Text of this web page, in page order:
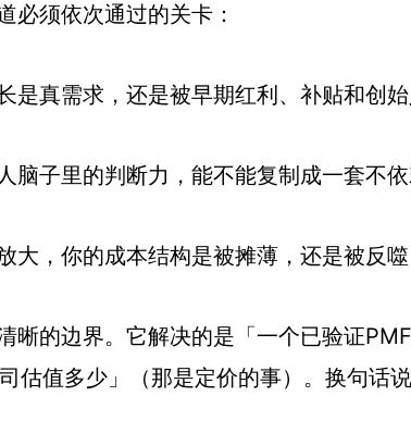
必须依次通过的关卡：
真需求，还是被早期红利、补贴和创始
子里的判断力，能不能复制成一套不依
，你的成本结构是被摊薄，还是被反噬
晰的边界。它解决的是「一个已验证
估值多少」（那是定价的事）。换句